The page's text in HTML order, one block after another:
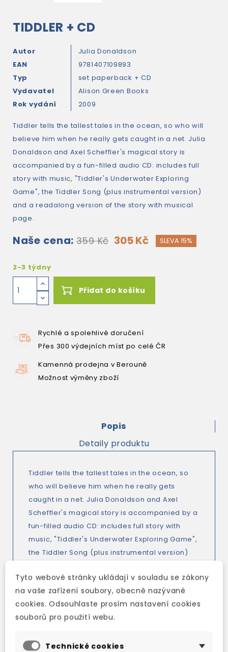
TIDDLER + CD
Autor
Julia Donaldson
EAN
9781407109893
Typ
set paperback + CD
Vydavatel
Alison Green Books
Rok vydání
2009
Tiddler tells the tallest tales in the ocean, so who will
believe him when he really gets caught in a net. Julia
Donaldson and Axel Scheffler's magical story is
accompanied by a fun-filled audio CD: includes full
story with music, "Tiddler's Underwater Exploring
Game", the Tiddler Song (plus instrumental version)
and a readalong version of the story with musical
page.
Naše cena: 359 Kč 305 Kč SLEVA 15%
2-3 týdny
Přidat do košíku
Rychlé a spolehlivé doručení
Přes 300 výdejních míst po celé ČR
Kamenná prodejna v Berouně
Možnost výměny zboží
Popis
Detaily produktu
Tiddler tells the tallest tales in the ocean, so
who will believe him when he really gets
caught in a net. Julia Donaldson and Axel
Scheffler's magical story is accompanied by a
fun-filled audio CD: includes full story with
music, "Tiddler's Underwater Exploring Game",
the Tiddler Song (plus instrumental version)
musical page.
TAKÉ DOPORUČUJEME
Tyto webové stránky ukládají v souladu se zákony
na vaše zařízení soubory, obecně nazývané
cookies. Odsouhlaste prosím nastavení cookies
souborů pro použití webu.
Technické cookies